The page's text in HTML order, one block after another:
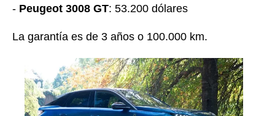
- Peugeot 3008 GT: 53.200 dólares
La garantía es de 3 años o 100.000 km.